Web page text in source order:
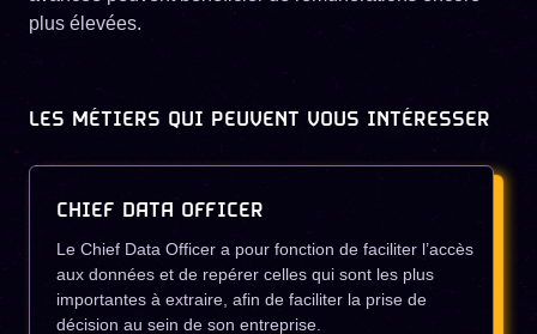
plus élevées.
LES MÉTIERS QUI PEUVENT VOUS INTÉRESSER
CHIEF DATA OFFICER
Le Chief Data Officer a pour fonction de faciliter l’accès
aux données et de repérer celles qui sont les plus
importantes à extraire, afin de faciliter la prise de
décision au sein de son entreprise.